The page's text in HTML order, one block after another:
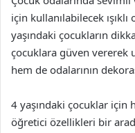
için kullanılabilecek
yaşındaki çocukların
çocuklara güven vererek
hem de odalarının
4 yaşındaki çocuklar için
öğretici özellikleri bir